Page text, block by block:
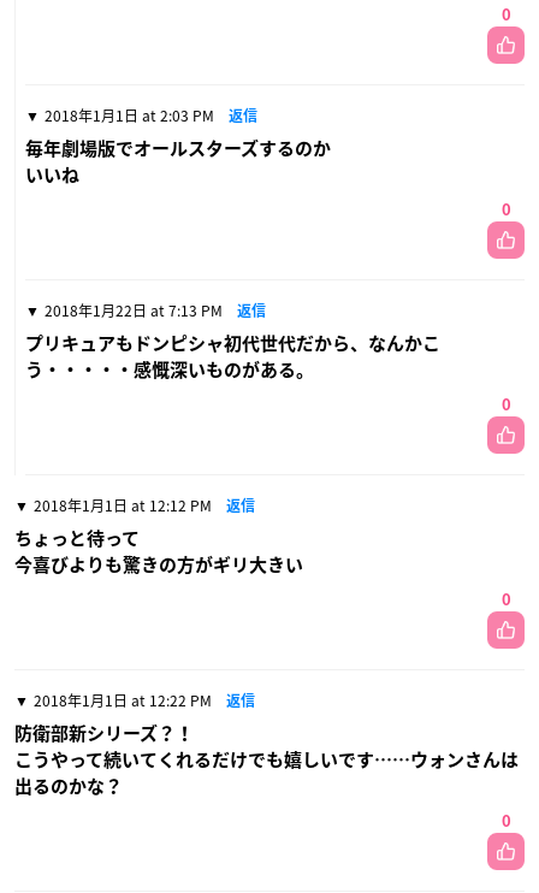
0
2018年1月1日 at 2:03 PM 返信
毎年劇場版でオールスターズするのか
いいね
0
2018年1月22日 at 7:13 PM 返信
プリキュアもドンピシャ初代世代だから、なんかこ
う・・・・・感慨深いものがある。
0
2018年1月1日 at 12:12 PM 返信
ちょっと待って
今喜びよりも驚きの方がギリ大きい
0
2018年1月1日 at 12:22 PM 返信
防衛部新シリーズ？！
こうやって続いてくれるだけでも嬉しいです……ウォンさんは
出るのかな？
0